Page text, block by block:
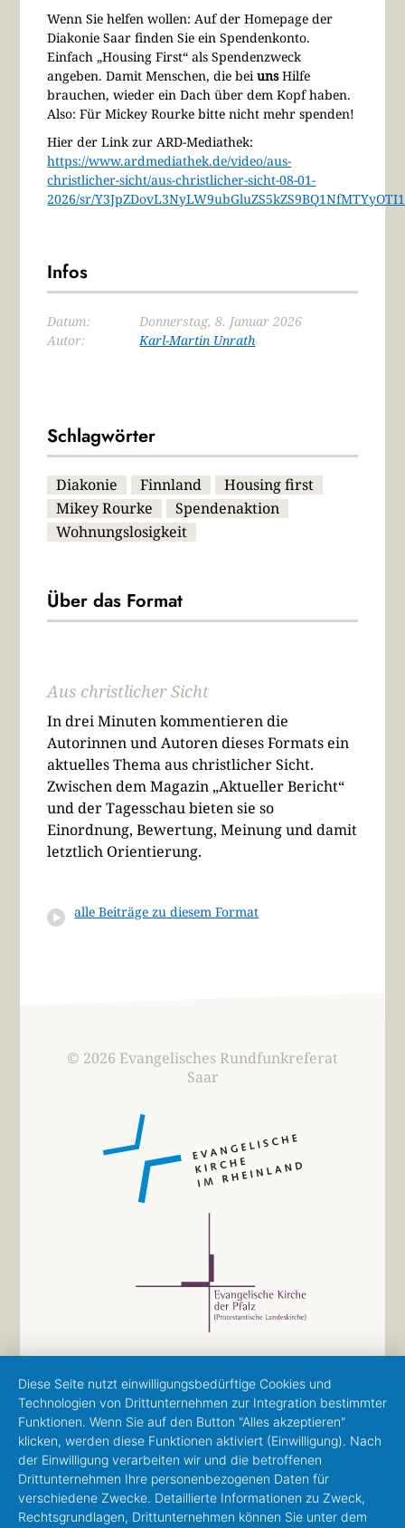
Wenn Sie helfen wollen: Auf der Homepage der
Diakonie Saar finden Sie ein Spendenkonto.
Einfach „Housing First“ als Spendenzweck
angeben. Damit Menschen, die beiunsHilfe
brauchen, wieder ein Dach über dem Kopf haben.
Also: Für Mickey Rourke bitte nicht mehr spenden!
Hier der Link zur ARD-Mediathek:
https://www.ardmediathek.de/video/aus-
christlicher-sicht/aus-christlicher-sicht-08-01-
2026/sr/Y3JpZDovL3NyLW9ubGluZS5kZS9BQ1NfMTYyOTI1
Infos
Datum:
Donnerstag, 8. Januar 2026
Autor:
Karl-Martin Unrath
Schlagwörter
Diakonie Finnland
Housing first
Mikey Rourke
Spendenaktion
Wohnungslosigkeit
Über das Format
Aus christlicher Sicht
In drei Minuten kommentieren die
Autorinnen und Autoren dieses Formats ein
aktuelles Thema aus christlicher Sicht.
Zwischen dem Magazin „Aktueller Bericht“
und der Tagesschau bieten sie so
Einordnung, Bewertung, Meinung und damit
letztlich Orientierung.
alle Beiträge zu diesem Format
© 2026 Evangelisches Rundfunkreferat
Saar
Diese Seite nutzt einwilligungsbedürftige Cookies und
Technologien von Drittunternehmen zur Integration bestimmter
Funktionen. Wenn Sie auf den Button "Alles akzeptieren"
klicken, werden diese Funktionen aktiviert (Einwilligung). Nach
der Einwilligung verarbeiten wir und die betroffenen
Drittunternehmen Ihre personenbezogenen Daten für
verschiedene Zwecke. Detaillierte Informationen zu Zweck,
Rechtsgrundlagen, Drittunternehmen können Sie unter dem